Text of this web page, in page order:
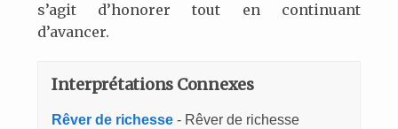
s’agit d’honorer tout en continuant
d’avancer.
Interprétations Connexes
Rêver de richesse- Rêver de richesse